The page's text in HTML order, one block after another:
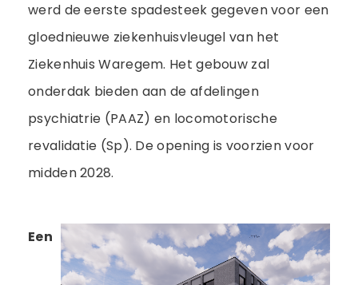
werd de eerste spadesteek gegeven voor een
gloednieuwe ziekenhuisvleugel van het
Ziekenhuis Waregem. Het gebouw zal
onderdak bieden aan de afdelingen
psychiatrie (PAAZ) en locomotorische
revalidatie (Sp). De opening is voorzien voor
midden 2028.
Een